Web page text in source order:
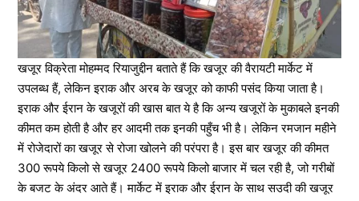
खजूर विक्रेता मोहम्मद रियाजुद्दीन बताते हैं कि खजूर की वैरायटी मार्केट में
उपलब्ध हैं, लेकिन इराक और अरब के खजूर को काफी पसंद किया जाता है।
इराक और ईरान के खजूरों की खास बात ये है कि अन्य खजूरों के मुकाबले इनकी
कीमत कम होती है और हर आदमी तक इनकी पहुँच भी है। लेकिन रमजान महीने
में रोजेदारों का खजूर से रोजा खोलने की परंपरा है। इस बार खजूर की कीमत
300 रूपये किलो से खजूर 2400 रूपये किलो बाजार में चल रही है, जो गरीबों
के बजट के अंदर आते हैं। मार्केट में इराक और ईरान के साथ सउदी की खजूर